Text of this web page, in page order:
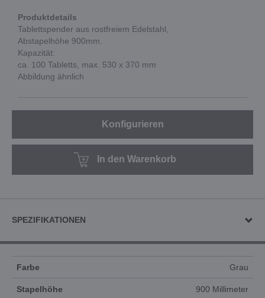
Produktdetails
Tablettspender aus rostfreiem Edelstahl,
Abstapelhöhe 900mm.
Kapazität:
ca. 100 Tabletts, max. 530 x 370 mm
Abbildung ähnlich
Konfigurieren
In den Warenkorb
SPEZIFIKATIONEN
Farbe Grau
Stapelhöhe 900 Millimeter